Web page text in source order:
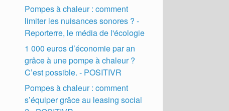
Pompes à chaleur : comment
limiter les nuisances sonores ? -
Reporterre, le média de l'écologie
1 000 euros d’économie par an
grâce à une pompe à chaleur ?
C’est possible. - POSITIVR
Pompes à chaleur : comment
s’équiper grâce au leasing social